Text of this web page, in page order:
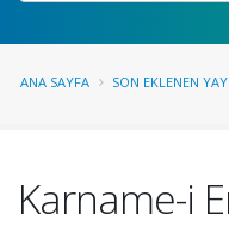
ANA SAYFA SON EKLENEN
Karname-i